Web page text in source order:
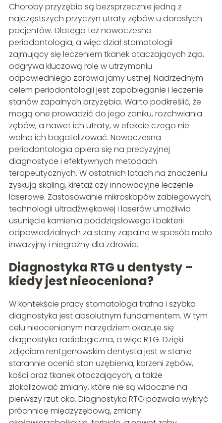
Choroby przyzębia są bezsprzecznie jedną z
najczęstszych przyczyn utraty zębów u dorosłych
pacjentów. Dlatego też nowoczesna
periodontologia, a więc dział stomatologii
zajmujący się leczeniem tkanek otaczających ząb,
odgrywa kluczową rolę w utrzymaniu
odpowiedniego zdrowia jamy ustnej. Nadrzędnym
celem periodontologii jest zapobieganie i leczenie
stanów zapalnych przyzębia. Warto podkreślić, że
mogą one prowadzić do jego zaniku, rozchwiania
zębów, a nawet ich utraty, w efekcie czego nie
wolno ich bagatelizować. Nowoczesna
periodontologia opiera się na precyzyjnej
diagnostyce i efektywnych metodach
terapeutycznych. W ostatnich latach na znaczeniu
zyskują skaling, kiretaż czy innowacyjne leczenie
laserowe. Zastosowanie mikroskopów zabiegowych,
technologii ultradźwiękowej i laserów umożliwia
usunięcie kamienia poddziąsłowego i bakterii
odpowiedzialnych za stany zapalne w sposób mało
inwazyjny i niegroźny dla zdrowia.
Diagnostyka RTG u dentysty –
kiedy jest nieoceniona?
W kontekście pracy stomatologa trafna i szybka
diagnostyka jest absolutnym fundamentem. W tym
celu nieocenionym narzędziem okazuje się
diagnostyka radiologiczna, a więc RTG. Dzięki
zdjęciom rentgenowskim dentysta jest w stanie
starannie ocenić stan uzębienia, korzeni zębów,
kości oraz tkanek otaczających, a także
zlokalizować zmiany, które nie są widoczne na
pierwszy rzut oka. Diagnostyka RTG pozwala wykryć
próchnicę międzyzębową, zmiany